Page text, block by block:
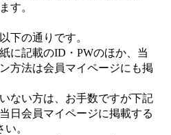
す。
下の通りです。
に記載のID・PWのほか、当
方法は会員マイページにも掲
ない方は、お手数ですが下記
日会員マイページに掲載する
。